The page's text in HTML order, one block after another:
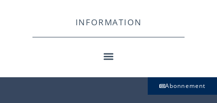
INFORMATION
Abonnement